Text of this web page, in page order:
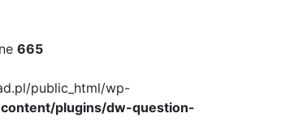
665
public_html/wp-
plugins/dw-question-